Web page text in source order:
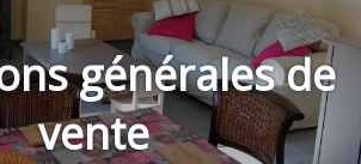
générales de
vente